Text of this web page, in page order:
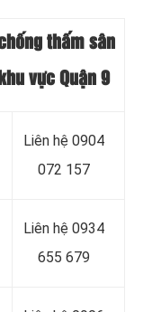
thấm sân
vực Quận 9
Liên hệ 0904
072 157
Liên hệ 0934
655 679